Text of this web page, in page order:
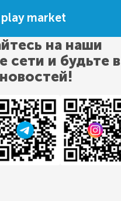
market
на наши
сети и будьте в